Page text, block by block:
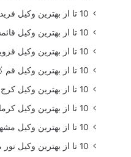
10 تا از بهترین وکیل فریدونکنار 🥇【آپدیت جدید】
10 تا از بهترین وکیل قائمشهر 🥇【آپدیت جدید】
10 تا از بهترین وکیل قزوین 🥇【آپدیت جدید】⚖️
10 تا از بهترین وکیل قم 🥇【آپدیت جدید】
10 تا از بهترین وکیل کرج 🥇【آپدیت جدید】⚖️
10 تا از بهترین وکیل کرمانشاه 🥇【آپدیت جدید】
10 تا از بهترین وکیل مشهد 🥇【آپدیت جدید】⚖️
10 تا از بهترین وکیل نور مازندران 🥇【آپدیت جدید】